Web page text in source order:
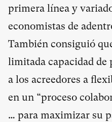
primera línea y
economistas de
También consiguió
limitada capacidad de
a los acreedores a
en un “proceso
… para maximizar su